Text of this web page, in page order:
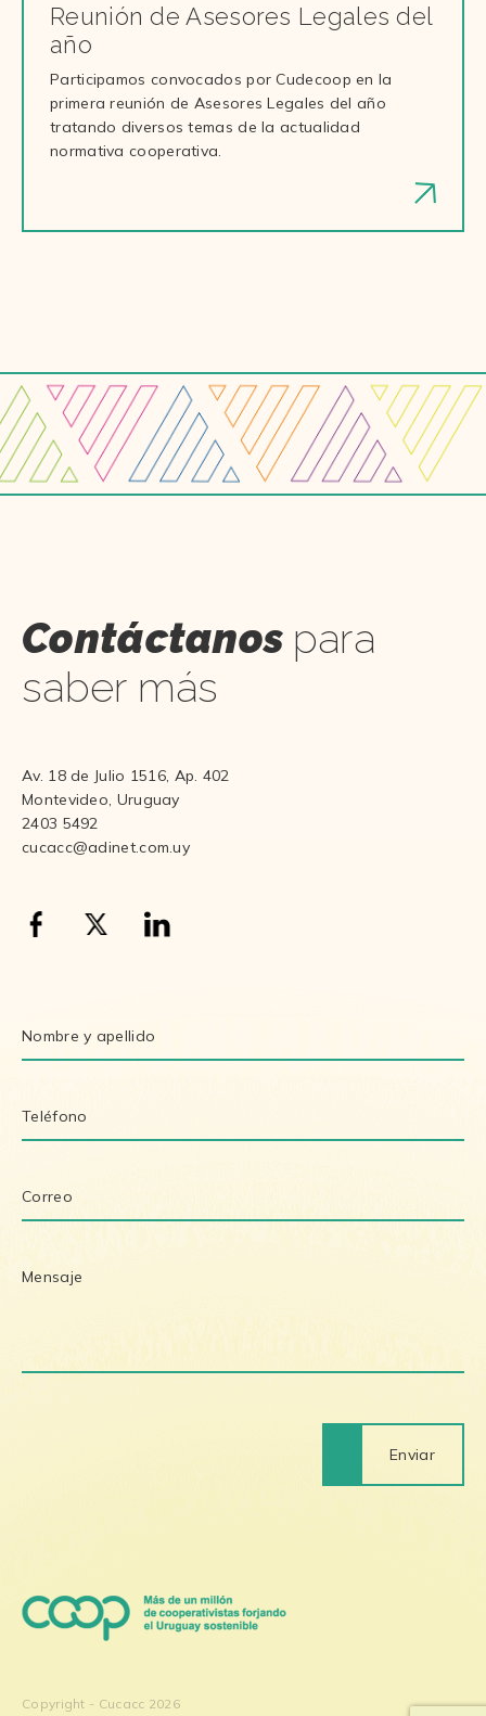
Reunión de Asesores Legales del
año
Participamos convocados por Cudecoop en la
primera reunión de Asesores Legales del año
tratando diversos temas de la actualidad
normativa cooperativa.
Contáctanos para
saber más
Av. 18 de Julio 1516, Ap. 402
Montevideo, Uruguay
2403 5492
cucacc@adinet.com.uy
Enviar
Copyright - Cucacc 2026